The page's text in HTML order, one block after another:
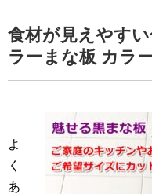
食材が見えやす
ラーまな板 カラ
よ
く
あ